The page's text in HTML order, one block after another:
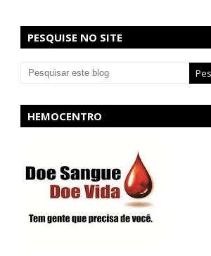
PESQUISE NO SITE
HEMOCENTRO